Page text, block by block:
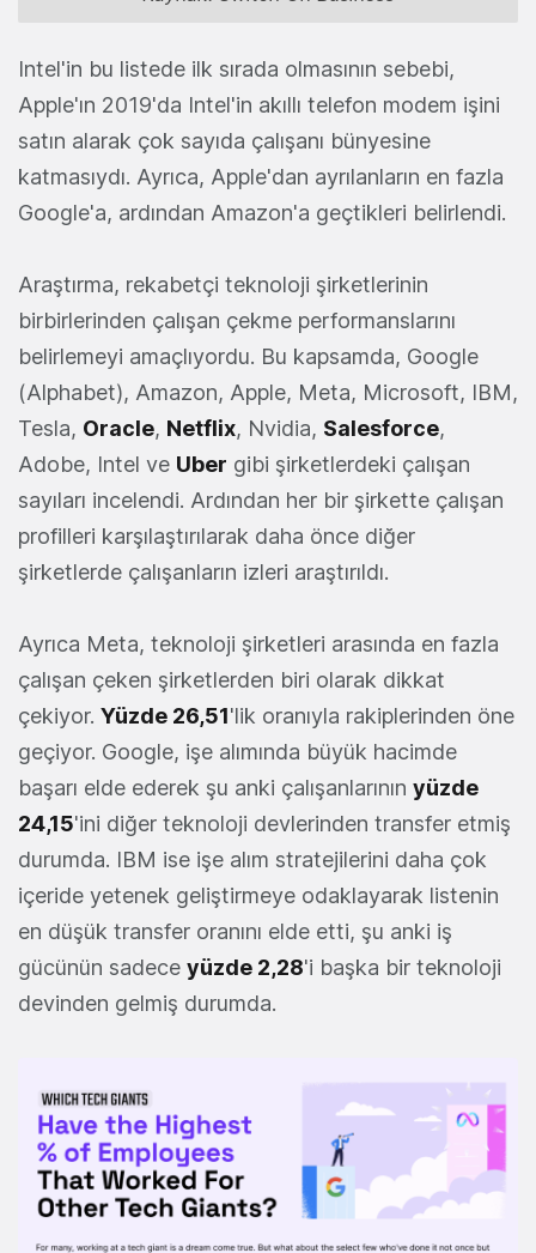
Intel'in bu listede ilk sırada olmasının sebebi,
Apple'ın 2019'da Intel'in akıllı telefon modem işini
satın alarak çok sayıda çalışanı bünyesine
katmasıydı. Ayrıca, Apple'dan ayrılanların en fazla
Google'a, ardından Amazon'a geçtikleri belirlendi.
Araştırma, rekabetçi teknoloji şirketlerinin
birbirlerinden çalışan çekme performanslarını
belirlemeyi amaçlıyordu. Bu kapsamda, Google
(Alphabet), Amazon, Apple, Meta, Microsoft, IBM,
Tesla, Oracle, Netflix, Nvidia, Salesforce,
Adobe, Intel ve Uber gibi şirketlerdeki çalışan
sayıları incelendi. Ardından her bir şirkette çalışan
profilleri karşılaştırılarak daha önce diğer
şirketlerde çalışanların izleri araştırıldı.
Ayrıca Meta, teknoloji şirketleri arasında en fazla
çalışan çeken şirketlerden biri olarak dikkat
çekiyor. Yüzde 26,51'lik oranıyla rakiplerinden öne
geçiyor. Google, işe alımında büyük hacimde
başarı elde ederek şu anki çalışanlarının yüzde
24,15'ini diğer teknoloji devlerinden transfer etmiş
durumda. IBM ise işe alım stratejilerini daha çok
içeride yetenek geliştirmeye odaklayarak listenin
en düşük transfer oranını elde etti, şu anki iş
gücünün sadece yüzde 2,28'i başka bir teknoloji
devinden gelmiş durumda.